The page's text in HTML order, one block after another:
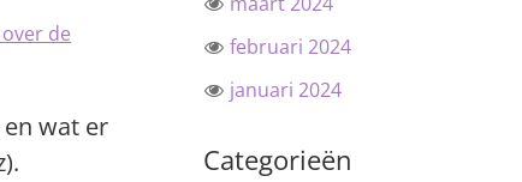
de
wat er
februari 2024
januari 2024
Categorieën